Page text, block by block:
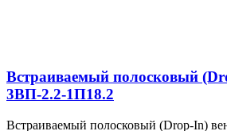
Встраиваемый полосковый
3ВП-2.2-1П18.2
Встраиваемый полосковый (Drop-In)